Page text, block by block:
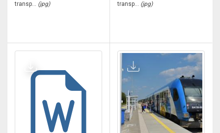
transp... (jpg)
transp... (jpg)